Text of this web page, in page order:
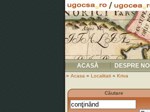
Căutare
ACASĂ DESPRE NOI
» Acasa » Localitati » Kriva